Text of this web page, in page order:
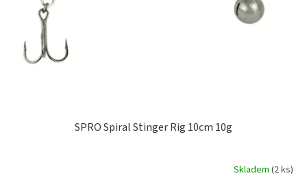
SPRO Spiral Stinger Rig 10cm 10g
Skladem (2 ks)